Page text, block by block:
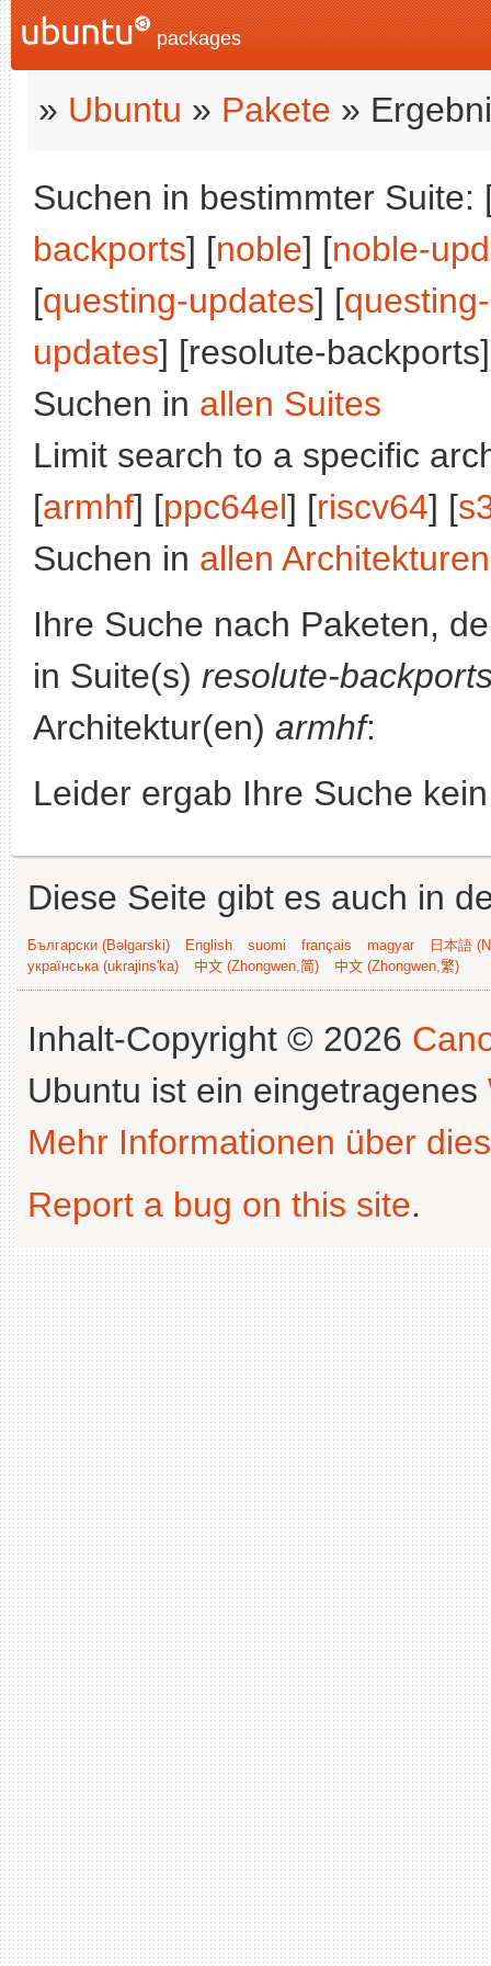
packages
» Ubuntu » Pakete »
Suchen in bestimmter Suite:
backports] [noble] [noble-
[questing-updates] [
updates] [resolute-
Suchen in allen Suites
Limit search to a specific
[armhf] [ppc64el] [riscv64] [
Suchen in allen Architekturen
Ihre Suche nach Paketen,
in Suite(s) resolute-
Architektur(en) armhf:
Leider ergab Ihre Suche
Diese Seite gibt es auch in
Български (Bəlgarski) English suomi français magyar
日本語
українська (ukrajins'ka)
中文 (Zhongwen,简) 中文 (Zhongwen,繁)
Inhalt-Copyright © 2026
Ubuntu ist ein eingetragenes
Mehr Informationen über
Report a bug on this site.